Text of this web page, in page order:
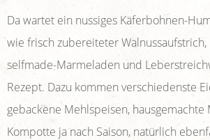
Da wartet ein nussiges Käferbohnen-
wie frisch zubereiteter
selfmade-Marmeladen und
Rezept. Dazu kommen verschiedenste
gebackene Mehlspeisen, hausgemachte
Kompotte ja nach Saison, natürlich